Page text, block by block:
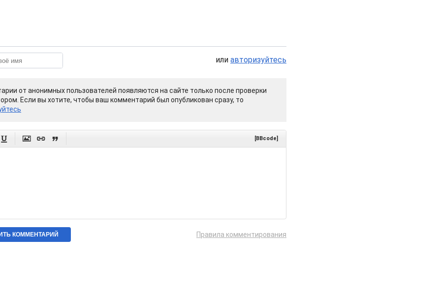
или авторизуйтесь
от анонимных пользователей появляются на сайте только после проверки
Если вы хотите, чтобы ваш комментарий был опубликован сразу, то
    [BBcode]
Правила комментирования